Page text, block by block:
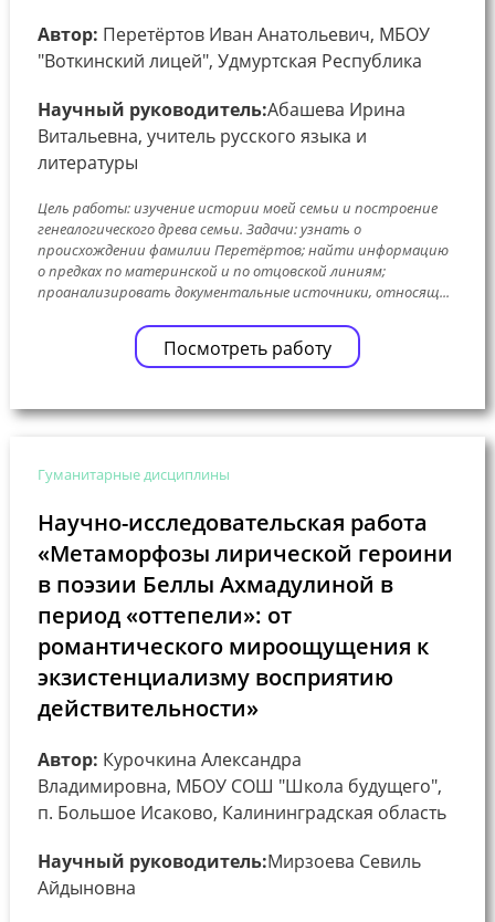
Автор: Перетёртов Иван Анатольевич, МБОУ
"Воткинский лицей", Удмуртская Республика
Научный руководитель:Абашева Ирина
Витальевна, учитель русского языка и
литературы
Цель работы: изучение истории моей семьи и построение
генеалогического древа семьи. Задачи: узнать о
происхождении фамилии Перетёртов; найти информацию
о предках по материнской и по отцовской линиям;
проанализировать документальные источники, относящ...
Посмотреть работу
Гуманитарные дисциплины
Научно-исследовательская работа
«Метаморфозы лирической героини
в поэзии Беллы Ахмадулиной в
период «оттепели»: от
романтического мироощущения к
экзистенциализму восприятию
действительности»
Автор: Курочкина Александра
Владимировна, МБОУ СОШ "Школа будущего",
п. Большое Исаково, Калининградская область
Научный руководитель:Мирзоева Севиль
Айдыновна